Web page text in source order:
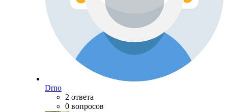
Drno
2 ответа
0 вопросов